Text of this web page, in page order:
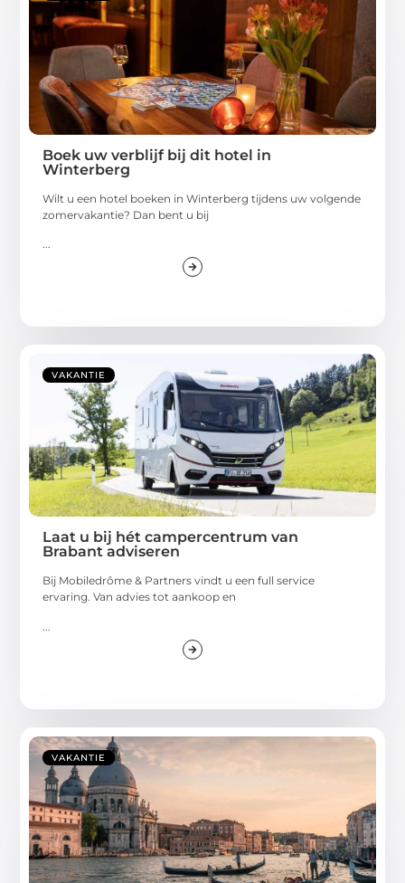
Boek uw verblijf bij dit hotel in
Winterberg
Wilt u een hotel boeken in Winterberg tijdens uw volgende
zomervakantie? Dan bent u bij
...
VAKANTIE
Laat u bij hét campercentrum van
Brabant adviseren
Bij Mobiledrôme & Partners vindt u een full service
ervaring. Van advies tot aankoop en
VAKANTIE